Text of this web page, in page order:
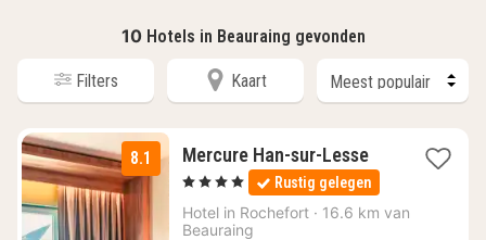
10 Hotels in Beauraing gevonden
Filters Kaart
8.1 Mercure Han-sur-Lesse1
nacht
vanaf
€
, 4 Sterren Rustig gelegen
Hotel in Rochefort · 16.6 km van
Beauraing